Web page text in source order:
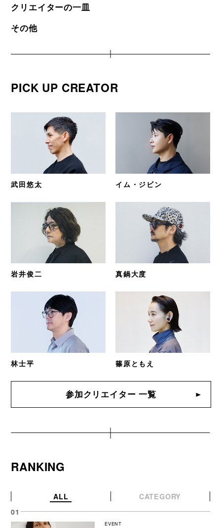
クリエイターの一皿
その他
PICK UP CREATOR
武田悠太 イム・ジビン
岩井俊二 真鍋大度
林士平 篠原ともえ
参加クリエイター 一覧
RANKING
ALL CATEGORY
EVENT